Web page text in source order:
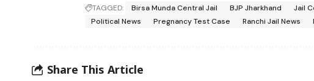
TAGGED: Birsa Munda Central Jail BJP Jharkhand Jail
Political News
Pregnancy Test Case Ranchi Jail News
Share This Article